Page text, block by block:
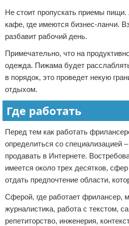
Не стоит пропускать приемы
кафе, где имеются бизнес-ланчи.
разбавит рабочий день.
Примечательно, что на
одежда. Пижама будет
в порядок, это проведет некую
отдыхом.
Где работать
Перед тем как работать
определиться со специализацией
продавать в Интернете.
имеется около трех десятков,
отдать предпочтение области,
Сферой, где работает фрилансер,
журналистика, работа с текстом,
репетиторство, инженерия,